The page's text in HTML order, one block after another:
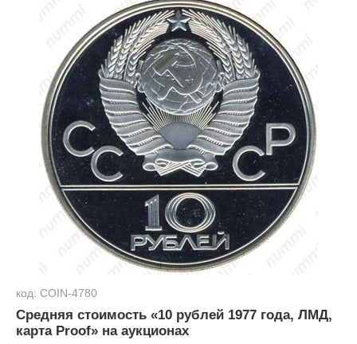
код: COIN-4780
Средняя стоимость «10 рублей 1977 года, ЛМД,
карта Proof» на аукционах